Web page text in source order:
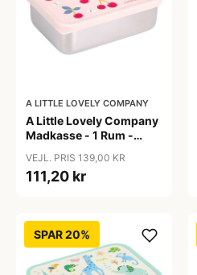
A LITTLE LOVELY COMPANY
A Little Lovely Company
Madkasse - 1 Rum -
Cherries
VEJL. PRIS 139,00 KR
111,20 kr
SPAR 20%